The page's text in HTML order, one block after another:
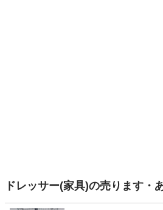
ドレッサー(家具)の売ります・